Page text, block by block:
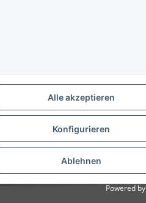
Powered by
Alle akzeptieren
Konfigurieren
Ablehnen